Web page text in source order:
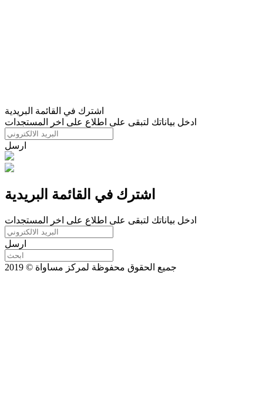
اشترك في القائمة البريدية
ادخل بياناتك لتبقى على اطلاع على اخر المستجدات
ارسل
اشترك في القائمة البريدية
ادخل بياناتك لتبقى على اطلاع على اخر المستجدات
ارسل
جميع الحقوق محفوظة لمركز مساواة © 2019